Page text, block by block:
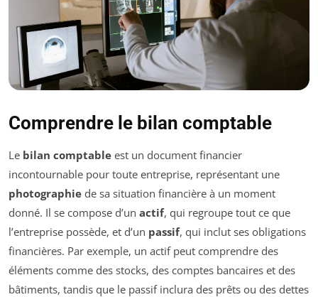
Comprendre le bilan comptable
Le bilan comptable est un document financier
incontournable pour toute entreprise, représentant une
photographie de sa situation financière à un moment
donné. Il se compose d’un actif, qui regroupe tout ce que
l’entreprise possède, et d’un passif, qui inclut ses obligations
financières. Par exemple, un actif peut comprendre des
éléments comme des stocks, des comptes bancaires et des
bâtiments, tandis que le passif inclura des prêts ou des dettes